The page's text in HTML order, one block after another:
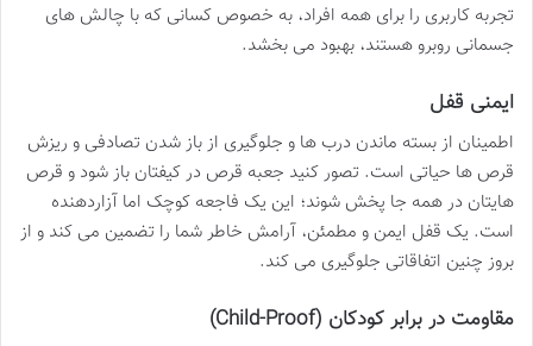
تجربه کاربری را برای همه افراد، به خصوص کسانی که با چالش های
جسمانی روبرو هستند، بهبود می بخشد.
ایمنی قفل
اطمینان از بسته ماندن درب ها و جلوگیری از باز شدن تصادفی و ریزش
قرص ها حیاتی است. تصور کنید جعبه قرص در کیفتان باز شود و قرص
هایتان در همه جا پخش شوند؛ این یک فاجعه کوچک اما آزاردهنده
است. یک قفل ایمن و مطمئن، آرامش خاطر شما را تضمین می کند و از
بروز چنین اتفاقاتی جلوگیری می کند.
مقاومت در برابر کودکان (Child-Proof)